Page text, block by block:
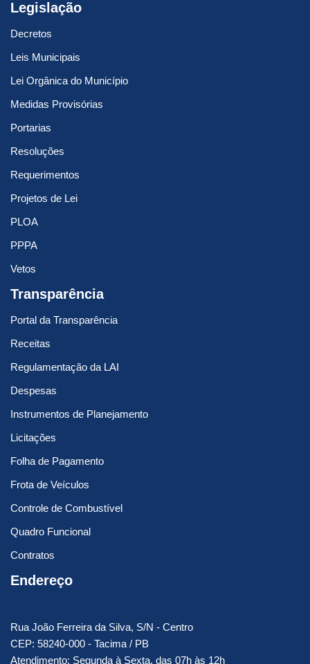
Legislação
Decretos
Leis Municipais
Lei Orgânica do Município
Medidas Provisórias
Portarias
Resoluções
Requerimentos
Projetos de Lei
PLOA
PPPA
Vetos
Transparência
Portal da Transparência
Receitas
Regulamentação da LAI
Despesas
Instrumentos de Planejamento
Licitações
Folha de Pagamento
Frota de Veículos
Controle de Combustível
Quadro Funcional
Contratos
Endereço
Rua João Ferreira da Silva, S/N - Centro
CEP: 58240-000 - Tacima / PB
Atendimento: Segunda à Sexta, das 07h às 12h